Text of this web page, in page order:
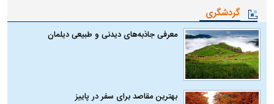
گردشگری
معرفی جاذبه‌های دیدنی و طبیعی دیلمان
بهترین مقاصد برای سفر در پاییز